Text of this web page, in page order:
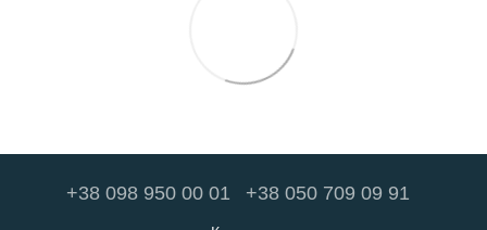
+38 098 950 00 01 +38 050 709 09 91